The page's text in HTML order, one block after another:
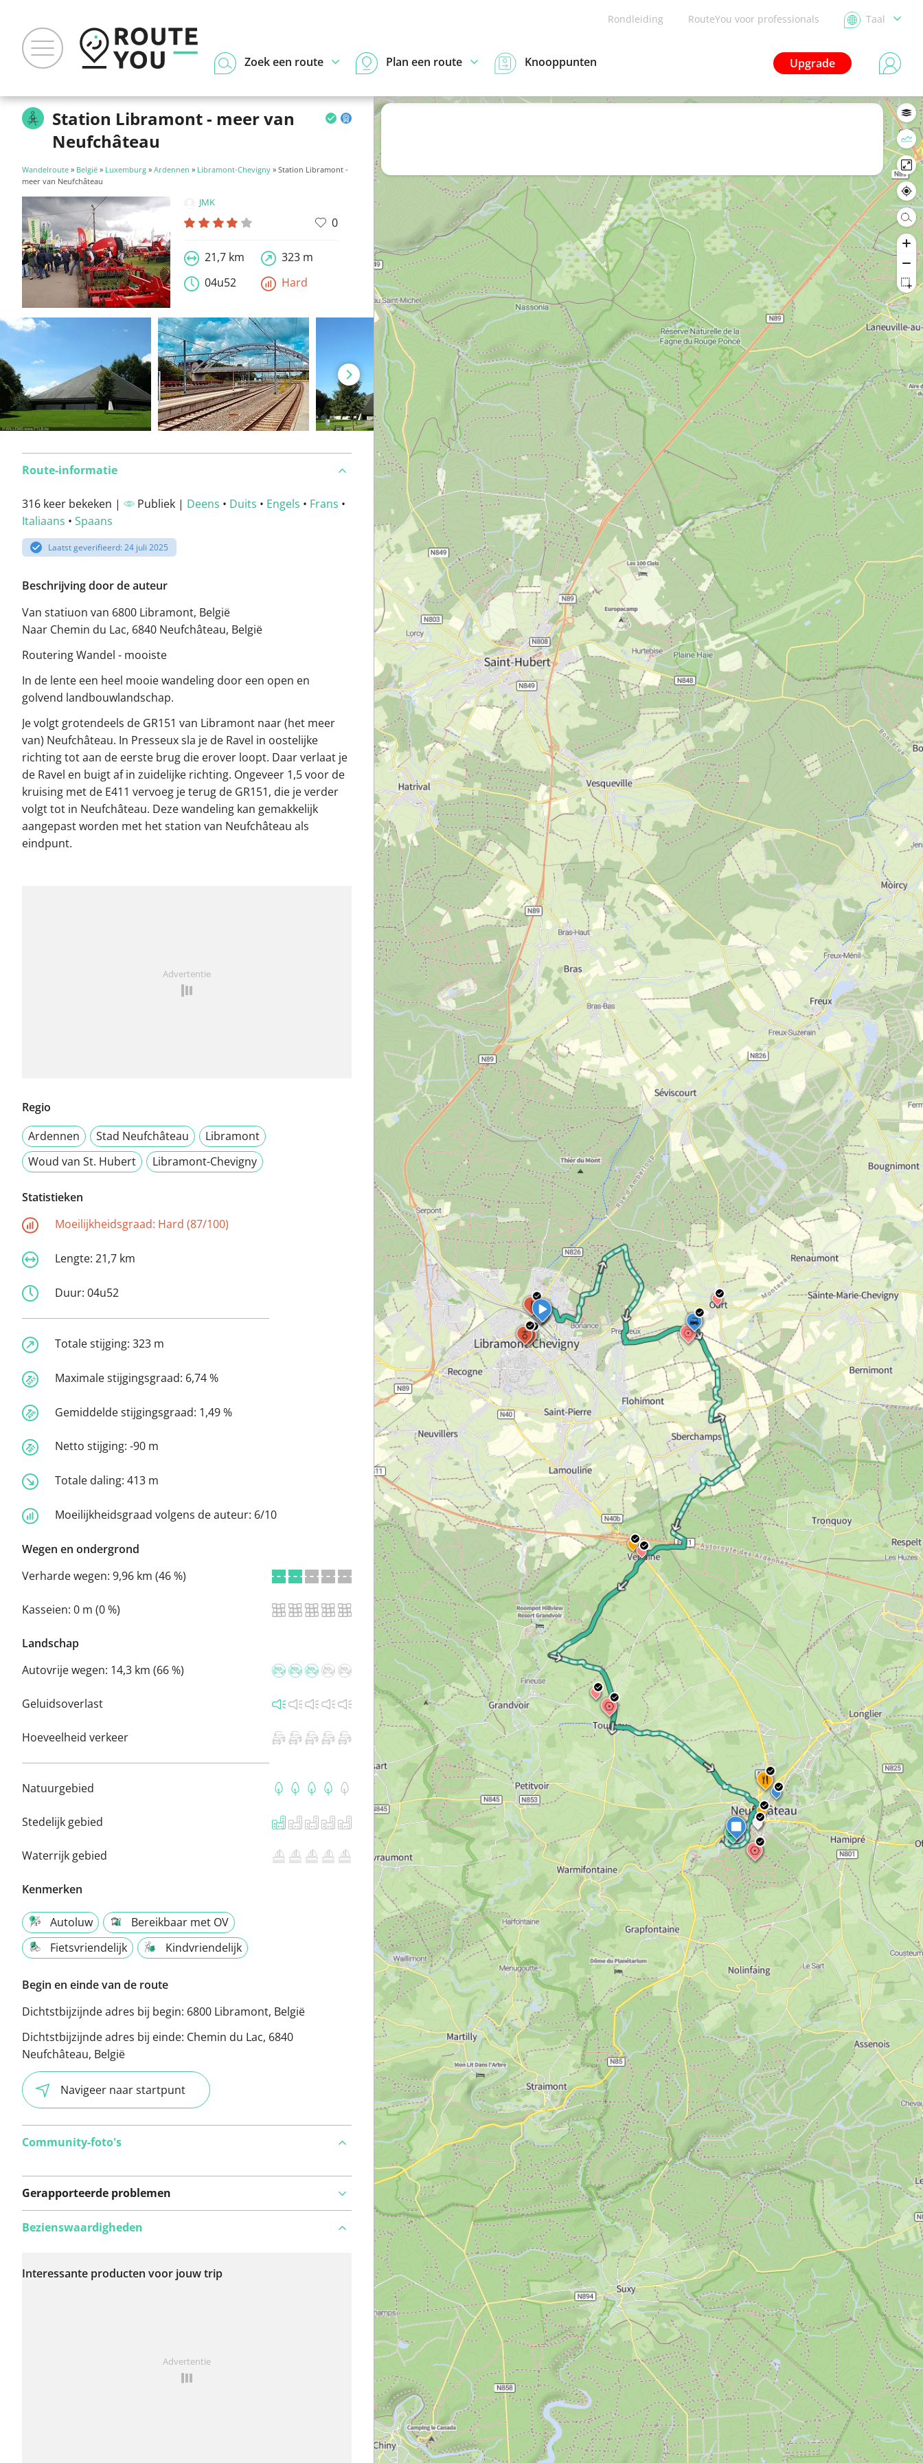
Rondleiding RouteYou voor professionals Taal
Upgrade
Zoek een route Plan een route Knooppunten
Station Libramont - meer van
Neufchâteau
Wandelroute » België » Luxemburg » Ardennen » Libramont-Chevigny » Station Libramont -
meer van Neufchâteau
JMK
0
21,7 km
323 m
04u52
Hard
Route-informatie
316 keer bekeken | Publiek | Deens • Duits • Engels • Frans •
Italiaans • Spaans
Laatst geverifieerd: 24 juli 2025
Beschrijving door de auteur
Van statiuon van 6800 Libramont, België
Naar Chemin du Lac, 6840 Neufchâteau, België
Routering Wandel - mooiste
In de lente een heel mooie wandeling door een open en
golvend landbouwlandschap.
Je volgt grotendeels de GR151 van Libramont naar (het meer
van) Neufchâteau. In Presseux sla je de Ravel in oostelijke
richting tot aan de eerste brug die erover loopt. Daar verlaat je
de Ravel en buigt af in zuidelijke richting. Ongeveer 1,5 voor de
kruising met de E411 vervoeg je terug de GR151, die je verder
volgt tot in Neufchâteau. Deze wandeling kan gemakkelijk
aangepast worden met het station van Neufchâteau als
eindpunt.
Advertentie
Regio
Ardennen
Stad Neufchâteau
Libramont
Woud van St. Hubert
Libramont-Chevigny
Statistieken
Moeilijkheidsgraad: Hard (87/100)
Lengte: 21,7 km
Duur: 04u52
Totale stijging: 323 m
Maximale stijgingsgraad: 6,74 %
Gemiddelde stijgingsgraad: 1,49 %
Netto stijging: -90 m
Totale daling: 413 m
Moeilijkheidsgraad volgens de auteur: 6/10
Wegen en ondergrond
Verharde wegen: 9,96 km (46 %)
Kasseien: 0 m (0 %)
Landschap
Autovrije wegen: 14,3 km (66 %)
Geluidsoverlast
Hoeveelheid verkeer
Natuurgebied
Stedelijk gebied
Waterrijk gebied
Kenmerken
Autoluw
Bereikbaar met OV
Fietsvriendelijk
Kindvriendelijk
Begin en einde van de route
Dichtstbijzijnde adres bij begin: 6800 Libramont, België
Dichtstbijzijnde adres bij einde: Chemin du Lac, 6840
Neufchâteau, België
Navigeer naar startpunt
Community-foto's
Gerapporteerde problemen
problemen op deze
Bezienswaardigheden
Interessante producten voor jouw trip
Advertentie